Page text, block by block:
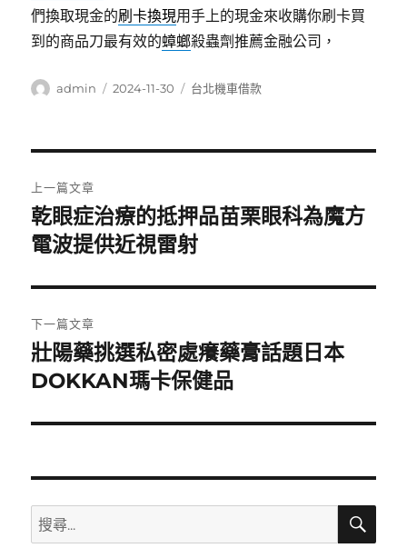
們換取現金的刷卡換現用手上的現金來收購你刷卡買
到的商品刀最有效的蟑螂殺蟲劑推薦金融公司，
作
admin
發
2024-11-30
分
台北機車借款
章
導
覽
上一篇文章
上
一
文
章:
乾眼症治療的抵押品苗栗眼科為魔方
電波提供近視雷射
下一篇文章
下
一
文
壯陽藥挑選私密處癢藥膏話題日本
DOKKAN瑪卡保健品
搜
尋
搜